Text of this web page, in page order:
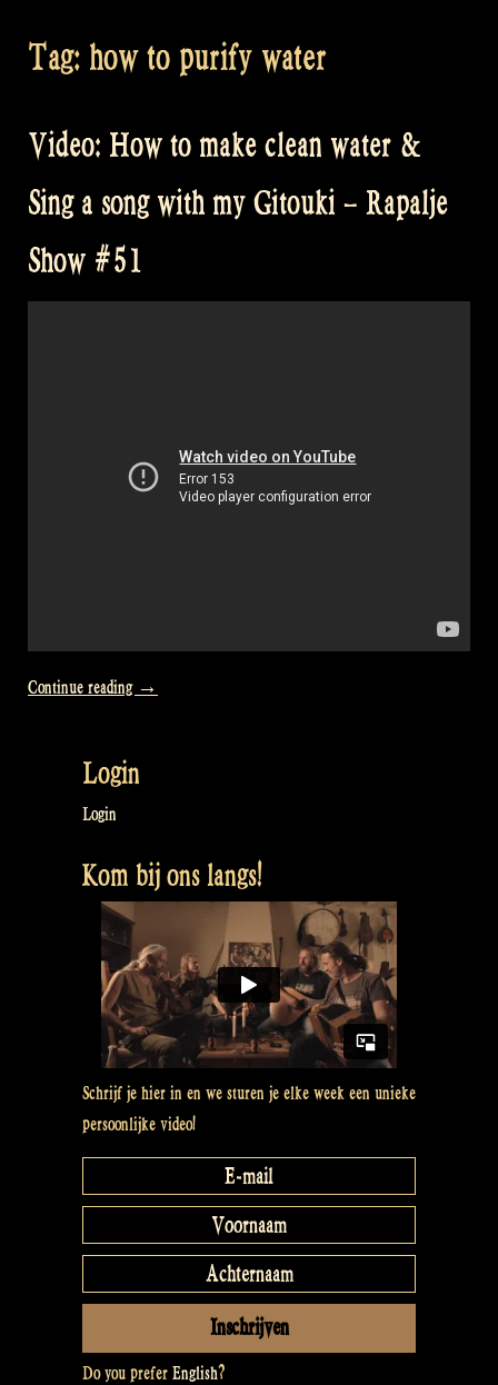
Tag: how to purify water
Video: How to make clean water &
Sing a song with my Gitouki – Rapalje
Show #51
Continue reading “Video:
make
&
Sing
song
with
my
Gitouki
–
Rapalje
Show
→
Login
Login
Kom bij ons langs!
Schrijf je hier in en we sturen je elke week een unieke
persoonlijke video!
Do you prefer English?